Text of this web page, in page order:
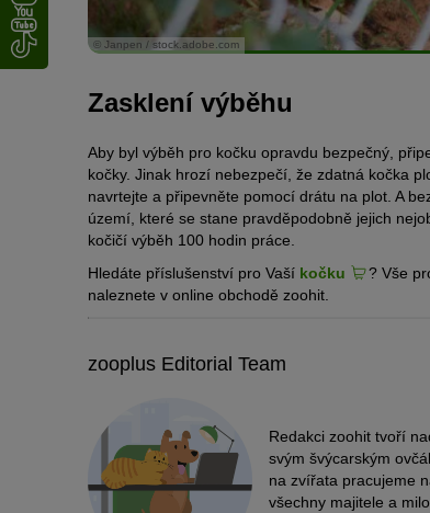
© Janpen / stock.adobe.com
Zasklení výběhu
Aby byl výběh pro kočku opravdu bezpečný,
kočky. Jinak hrozí nebezpečí, že zdatná kočka
navrtejte a připevněte pomocí drátu na plot. A
území, které se stane pravděpodobně jejich
kočičí výběh 100 hodin práce.
Hledáte příslušenství pro Vaší kočku ? Vše
naleznete v online obchodě zoohit.
zooplus Editorial Team
Redakci zoohit tvoří
svým švýcarským
na zvířata pracujeme
všechny majitele a